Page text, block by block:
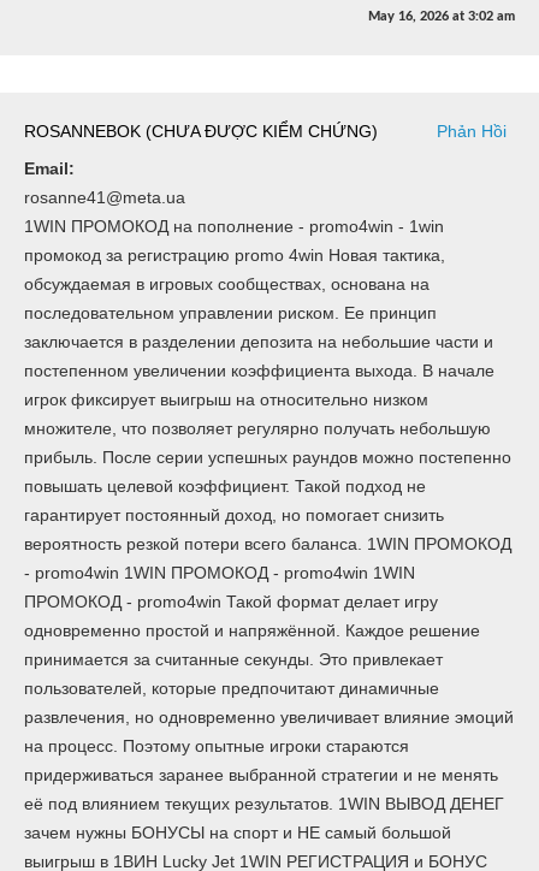
May 16, 2026 at 3:02 am
ROSANNEBOK (CHƯA ĐƯỢC KIỂM CHỨNG)
Phản Hồi
Email:
rosanne41@meta.ua
1WIN ПРОМОКОД на пополнение - promo4win - 1win
промокод за регистрацию promo 4win Новая тактика,
обсуждаемая в игровых сообществах, основана на
последовательном управлении риском. Ее принцип
заключается в разделении депозита на небольшие части и
постепенном увеличении коэффициента выхода. В начале
игрок фиксирует выигрыш на относительно низком
множителе, что позволяет регулярно получать небольшую
прибыль. После серии успешных раундов можно постепенно
повышать целевой коэффициент. Такой подход не
гарантирует постоянный доход, но помогает снизить
вероятность резкой потери всего баланса. 1WIN ПРОМОКОД
- promo4win 1WIN ПРОМОКОД - promo4win 1WIN
ПРОМОКОД - promo4win Такой формат делает игру
одновременно простой и напряжённой. Каждое решение
принимается за считанные секунды. Это привлекает
пользователей, которые предпочитают динамичные
развлечения, но одновременно увеличивает влияние эмоций
на процесс. Поэтому опытные игроки стараются
придерживаться заранее выбранной стратегии и не менять
её под влиянием текущих результатов. 1WIN ВЫВОД ДЕНЕГ
зачем нужны БОНУСЫ на спорт и НЕ самый большой
выигрыш в 1ВИН Lucky Jet 1WIN РЕГИСТРАЦИЯ и БОНУС